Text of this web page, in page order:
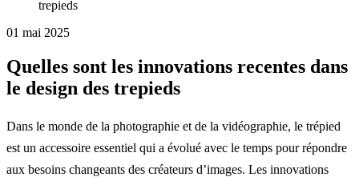
trepieds
01 mai 2025
Quelles sont les innovations recentes dans
le design des trepieds
Dans le monde de la photographie et de la vidéographie, le trépied
est un accessoire essentiel qui a évolué avec le temps pour répondre
aux besoins changeants des créateurs d’images. Les innovations